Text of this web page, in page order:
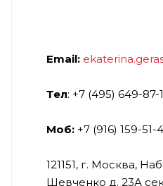
Email:
Тел: +7 (495) 649-87-
Моб: +7 (916) 159-51-
121151, г. Москва,
Шевченко д. 23А